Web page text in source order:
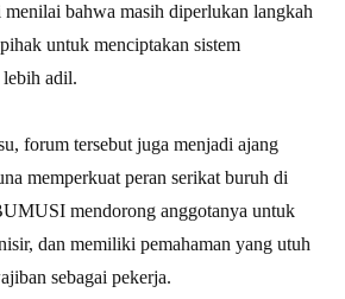
bahwa masih diperlukan langkah
untuk menciptakan sistem
lebih adil.
forum tersebut juga menjadi ajang
memperkuat peran serikat buruh di
mendorong anggotanya untuk
dan memiliki pemahaman yang utuh
sebagai pekerja.